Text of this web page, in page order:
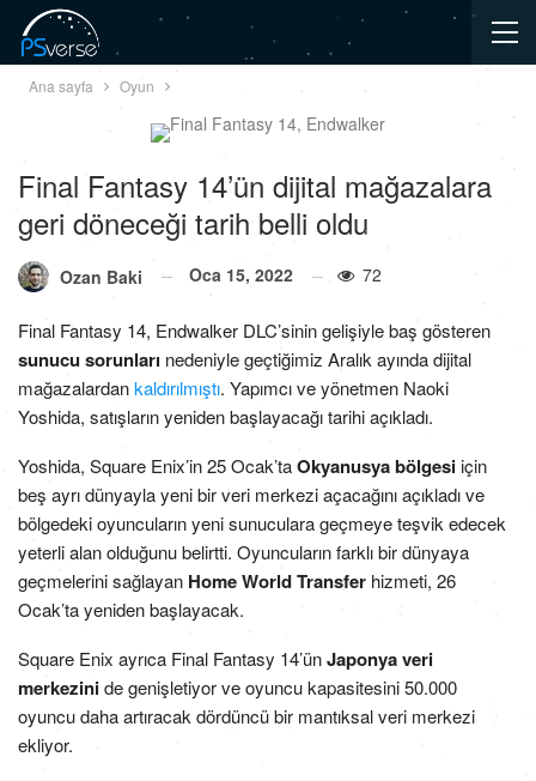
Ana sayfa Oyun
Final Fantasy 14’ün dijital mağazalara
geri döneceği tarih belli oldu
Ozan Baki Oca 15, 2022 72
Final Fantasy 14, Endwalker DLC’sinin gelişiyle baş gösteren
sunucu sorunları nedeniyle geçtiğimiz Aralık ayında dijital
mağazalardankaldırılmıştı. Yapımcı ve yönetmen Naoki
Yoshida, satışların yeniden başlayacağı tarihi açıkladı.
Yoshida, Square Enix’in 25 Ocak’taOkyanusya bölgesiiçin
beş ayrı dünyayla yeni bir veri merkezi açacağını açıkladı ve
bölgedeki oyuncuların yeni sunuculara geçmeye teşvik edecek
yeterli alan olduğunu belirtti. Oyuncuların farklı bir dünyaya
geçmelerini sağlayan Home World Transfer hizmeti, 26
Ocak’ta yeniden başlayacak.
Square Enix ayrıca Final Fantasy 14’ünJaponya veri
merkezinide genişletiyor ve oyuncu kapasitesini 50.000
oyuncu daha artıracak dördüncü bir mantıksal veri merkezi
ekliyor.